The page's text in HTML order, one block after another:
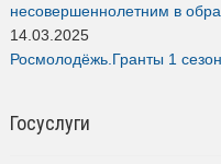
несовершеннолетним в
14.03.2025
Росмолодёжь.Гранты 1 сезон
Госуслуги